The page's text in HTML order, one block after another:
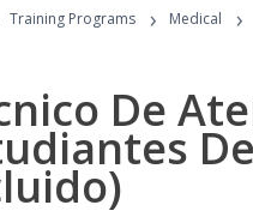
Training Programs › Medical ›
De